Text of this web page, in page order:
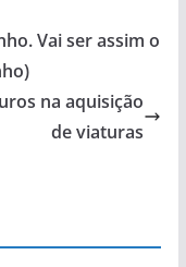
Vai ser assim o
na aquisição
de viaturas